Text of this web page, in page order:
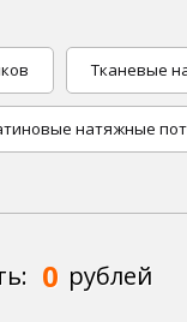
Тканевые
натяжные
0 рублей